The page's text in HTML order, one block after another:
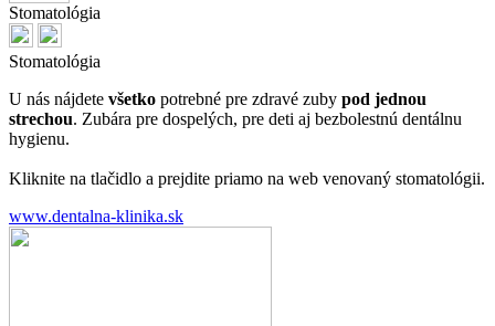
Stomatológia
Stomatológia
U nás nájdete všetko potrebné pre zdravé zuby pod jednou
strechou. Zubára pre dospelých, pre deti aj bezbolestnú dentálnu
hygienu.
Kliknite na tlačidlo a prejdite priamo na web venovaný stomatológii.
www.dentalna-klinika.sk